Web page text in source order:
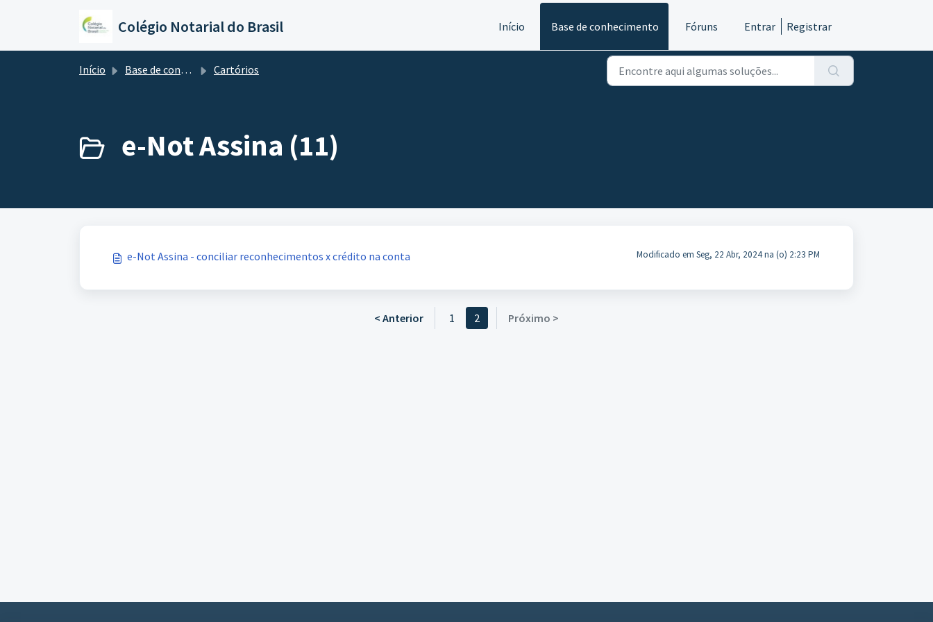
Colégio Notarial do Brasil Início Base de conhecimento Fóruns Entrar Registrar
Início Base de conhecimento Cartórios
e-Not Assina (11)
e-Not Assina - conciliar reconhecimentos x crédito na conta Modificado em Seg, 22 Abr, 2024 na (o) 2:23 PM
< Anterior 1 2 Próximo >